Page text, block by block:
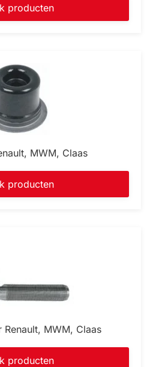
producten
MWM, Claas
producten
Renault, MWM, Claas
producten